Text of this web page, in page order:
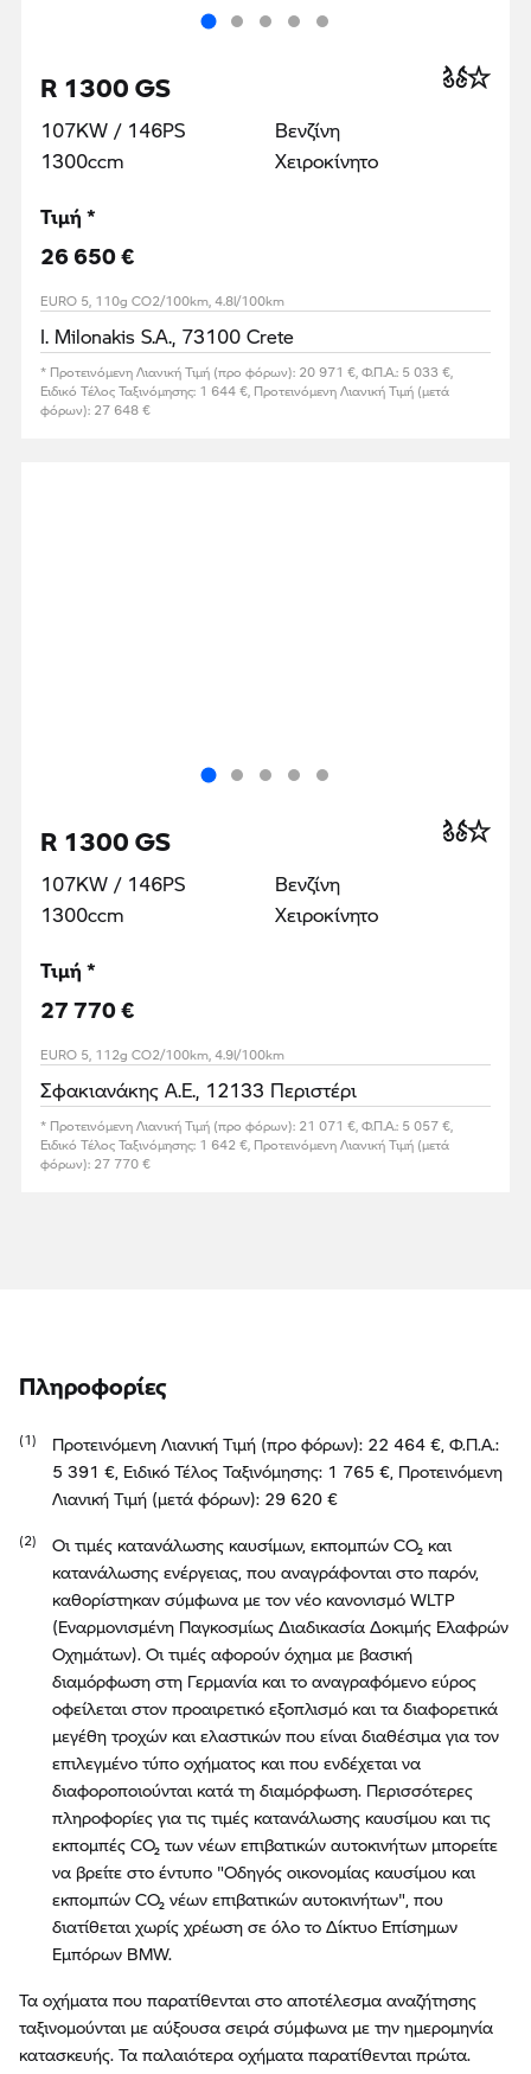
R 1300 GS
107KW / 146PS
1300ccm
Βενζίνη
Χειροκίνητο
Τιμή *
26 650 €
EURO 5, 110g CO2/100km, 4.8l/100km
I. Milonakis S.A., 73100 Crete
* Προτεινόμενη Λιανική Τιμή (προ φόρων): 20 971 €, Φ.Π.Α.: 5 033 €,
Ειδικό Τέλος Ταξινόμησης: 1 644 €, Προτεινόμενη Λιανική Τιμή (μετά
φόρων): 27 648 €
R 1300 GS
107KW / 146PS
1300ccm
Βενζίνη
Χειροκίνητο
Τιμή *
27 770 €
EURO 5, 112g CO2/100km, 4.9l/100km
Σφακιανάκης Α.Ε., 12133 Περιστέρι
* Προτεινόμενη Λιανική Τιμή (προ φόρων): 21 071 €, Φ.Π.Α.: 5 057 €,
Ειδικό Τέλος Ταξινόμησης: 1 642 €, Προτεινόμενη Λιανική Τιμή (μετά
φόρων): 27 770 €
Πληροφορίες
Προτεινόμενη Λιανική Τιμή (προ φόρων): 22 464 €, Φ.Π.Α.:
5 391 €, Ειδικό Τέλος Ταξινόμησης: 1 765 €, Προτεινόμενη
Λιανική Τιμή (μετά φόρων): 29 620 €
Οι τιμές κατανάλωσης καυσίμων, εκπομπών CO₂ και
κατανάλωσης ενέργειας, που αναγράφονται στο παρόν,
καθορίστηκαν σύμφωνα με τον νέο κανονισμό WLTP
(Εναρμονισμένη Παγκοσμίως Διαδικασία Δοκιμής Ελαφρών
Οχημάτων). Οι τιμές αφορούν όχημα με βασική
διαμόρφωση στη Γερμανία και το αναγραφόμενο εύρος
οφείλεται στον προαιρετικό εξοπλισμό και τα διαφορετικά
μεγέθη τροχών και ελαστικών που είναι διαθέσιμα για τον
επιλεγμένο τύπο οχήματος και που ενδέχεται να
διαφοροποιούνται κατά τη διαμόρφωση. Περισσότερες
πληροφορίες για τις τιμές κατανάλωσης καυσίμου και τις
εκπομπές CO₂ των νέων επιβατικών αυτοκινήτων μπορείτε
να βρείτε στο έντυπο "Οδηγός οικονομίας καυσίμου και
εκπομπών CO₂ νέων επιβατικών αυτοκινήτων", που
διατίθεται χωρίς χρέωση σε όλο το Δίκτυο Επίσημων
Εμπόρων BMW.
Τα οχήματα που παρατίθενται στο αποτέλεσμα αναζήτησης
ταξινομούνται με αύξουσα σειρά σύμφωνα με την ημερομηνία
κατασκευής. Τα παλαιότερα οχήματα παρατίθενται πρώτα.